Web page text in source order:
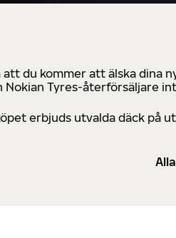
du kommer att älska dina
Tyres-återförsäljare
erbjuds utvalda däck på